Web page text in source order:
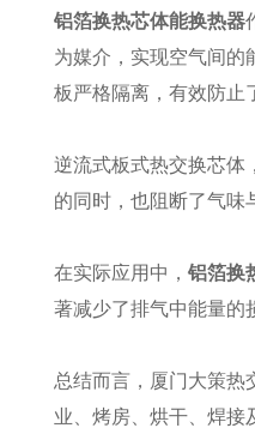
铝箔换热芯体能换热器
为媒介，实现空气间的
板严格隔离，有效防止
逆流式板式热交换芯体
的同时，也阻断了气味
在实际应用中， 铝箔换
著减少了排气中能量的
总结而言，厦门大策热
业、烤房、烘干、焊接